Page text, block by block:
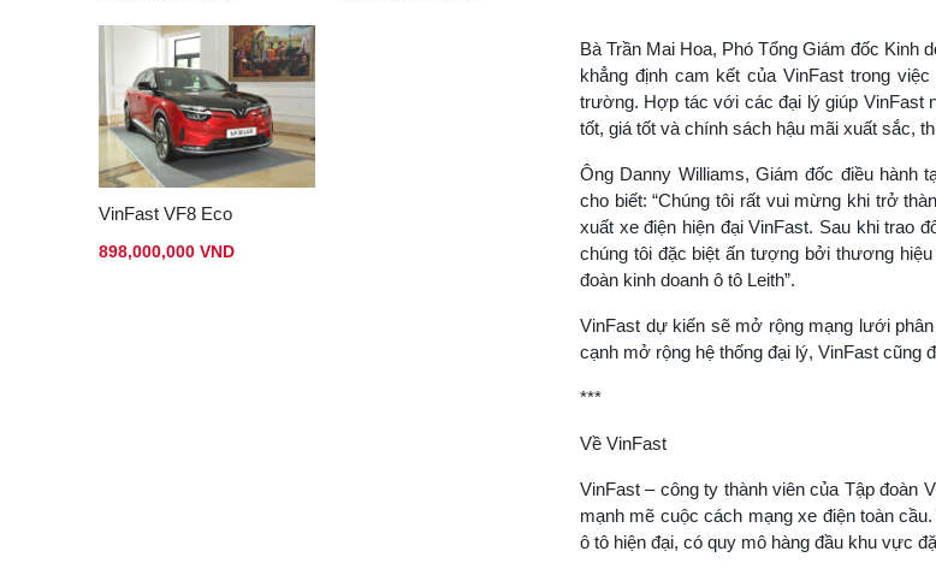
VinFast VF8 Eco
898,000,000 VND
Bà Trần Mai Hoa, Phó Tổng Giám đốc Kinh
khẳng định cam kết của VinFast trong
trường. Hợp tác với các đại lý giúp VinFast
tốt, giá tốt và chính sách hậu mãi xuất sắc,
Ông Danny Williams, Giám đốc điều hành
cho biết: “Chúng tôi rất vui mừng khi trở
xuất xe điện hiện đại VinFast. Sau khi trao
chúng tôi đặc biệt ấn tượng bởi thương
đoàn kinh doanh ô tô Leith”.
VinFast dự kiến sẽ mở rộng mạng lưới
cạnh mở rộng hệ thống đại lý, VinFast cũng
***
Về VinFast
VinFast – công ty thành viên của Tập đoàn
mạnh mẽ cuộc cách mạng xe điện toàn
ô tô hiện đại, có quy mô hàng đầu khu vực